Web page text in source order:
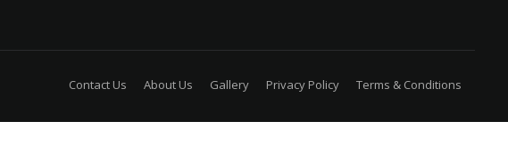
Contact Us About Us Gallery Privacy Policy Terms & Conditions